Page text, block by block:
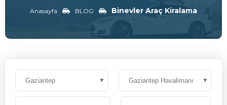
Anasayfa BLOG Binevler Araç Kiralama